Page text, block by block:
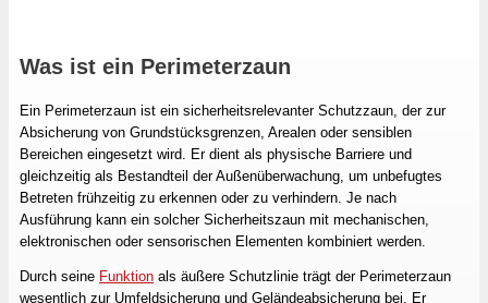
Was ist ein Perimeterzaun
Ein Perimeterzaun ist ein sicherheitsrelevanter Schutzzaun, der zur
Absicherung von Grundstücksgrenzen, Arealen oder sensiblen
Bereichen eingesetzt wird. Er dient als physische Barriere und
gleichzeitig als Bestandteil der Außenüberwachung, um unbefugtes
Betreten frühzeitig zu erkennen oder zu verhindern. Je nach
Ausführung kann ein solcher Sicherheitszaun mit mechanischen,
elektronischen oder sensorischen Elementen kombiniert werden.
Durch seine Funktion als äußere Schutzlinie trägt der Perimeterzaun
wesentlich zur Umfeldsicherung und Geländeabsicherung bei. Er